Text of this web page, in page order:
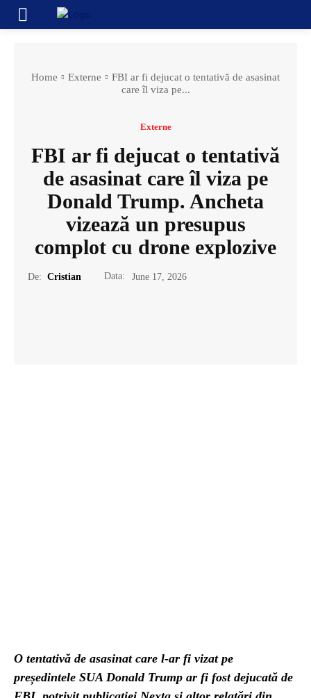
Home Externe
FBI ar fi dejucat o tentativă de asasinat
care îl viza pe...
Externe
FBI ar fi dejucat o tentativă
de asasinat care îl viza pe
Donald Trump. Ancheta
vizează un presupus
complot cu drone explozive
De: Cristian Data: June 17, 2026
O tentativă de asasinat care l-ar fi vizat pe
președintele SUA Donald Trump ar fi fost dejucată de